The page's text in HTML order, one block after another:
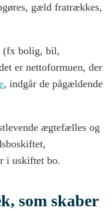
gæld fratrækkes,
(fx bolig, bil,
er nettoformuen, der
, indgår de pågældende
ægtefælles og
i uskiftet bo.
som skaber